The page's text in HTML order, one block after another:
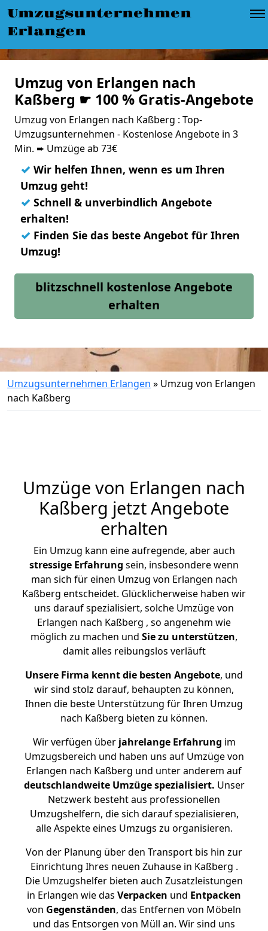
Umzugsunternehmen
Erlangen
Umzug von Erlangen nach
Kaßberg ☛ 100 % Gratis-Angebote
Umzug von Erlangen nach Kaßberg : Top-
Umzugsunternehmen - Kostenlose Angebote in 3
Min. ➨ Umzüge ab 73€
✓ Wir helfen Ihnen, wenn es um Ihren
Umzug geht!
✓ Schnell & unverbindlich Angebote
erhalten!
✓ Finden Sie das beste Angebot für Ihren
Umzug!
blitzschnell kostenlose Angebote
erhalten
Umzugsunternehmen Erlangen » Umzug von Erlangen
nach Kaßberg
Umzüge von Erlangen nach
Kaßberg jetzt Angebote
erhalten
Ein Umzug kann eine aufregende, aber auch
stressige Erfahrung sein, insbesondere wenn
man sich für einen Umzug von Erlangen nach
Kaßberg entscheidet. Glücklicherweise haben wir
uns darauf spezialisiert, solche Umzüge von
Erlangen nach Kaßberg , so angenehm wie
möglich zu machen und Sie zu unterstützen,
damit alles reibungslos verläuft
Unsere Firma kennt die besten Angebote, und
wir sind stolz darauf, behaupten zu können,
Ihnen die beste Unterstützung für Ihren Umzug
nach Kaßberg bieten zu können.
Wir verfügen überjahrelange Erfahrung im
Umzugsbereich und haben uns auf Umzüge von
Erlangen nach Kaßberg und unter anderem auf
deutschlandweite Umzüge spezialisiert. Unser
Netzwerk besteht aus professionellen
Umzugshelfern, die sich darauf spezialisieren,
alle Aspekte eines Umzugs zu organisieren.
Von der Planung über den Transport bis hin zur
Einrichtung Ihres neuen Zuhause in Kaßberg .
Die Umzugshelfer bieten auch Zusatzleistungen
in Erlangen wie das Verpacken und Entpacken
von Gegenständen, das Entfernen von Möbeln
und das Entsorgen von Müll an. Wir sind uns